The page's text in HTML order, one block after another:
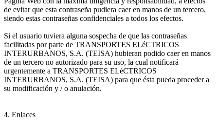
de evitar que esta contraseña pudiera caer en manos de un tercero,
siendo estas contraseñas confidenciales a todos los efectos.
Si el usuario tuviera alguna sospecha de que las contraseñas
facilitadas por parte de TRANSPORTES ELéCTRICOS
INTERURBANOS, S.A. (TEISA) hubieran podido caer en manos
de un tercero no autorizado para su uso, la cual notificará
urgentemente a TRANSPORTES ELéCTRICOS
INTERURBANOS, S.A. (TEISA) para que ésta pueda proceder a
su modificación y / o anulación.
4. Enlaces